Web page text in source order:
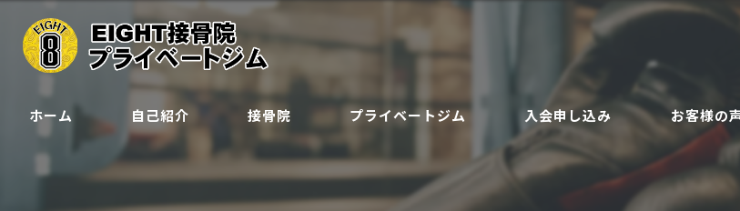
ホーム 自己紹介 接骨院 プライベートジム
クラス
入会申し込み お客様の